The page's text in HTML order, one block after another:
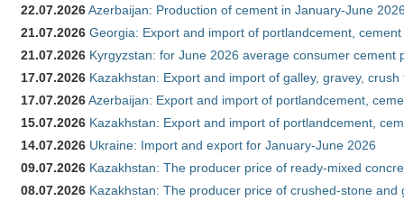
22.07.2026Azerbaijan: Production of cement in January-June
21.07.2026 Georgia: Export and import of portlandcement,
21.07.2026 Kyrgyzstan: for June 2026 average consumer cement
17.07.2026 Kazakhstan: Export and import of galley, gravey,
17.07.2026Azerbaijan: Export and import of portlandcement,
15.07.2026 Kazakhstan: Export and import of portlandcement,
14.07.2026 Ukraine: Import and export for January-June 2026
09.07.2026 Kazakhstan: The producer price of ready-mixed
08.07.2026 Kazakhstan: The producer price of crushed-stone and